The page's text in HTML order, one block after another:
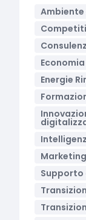
Ambiente
Energie
Supporto